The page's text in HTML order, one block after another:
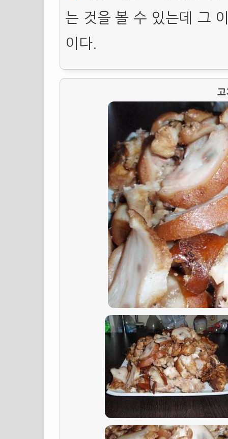
는 것을 볼 수 있는데 그
이다.